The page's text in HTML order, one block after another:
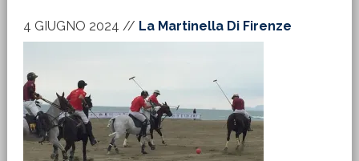
4 GIUGNO 2024 // La Martinella Di Firenze